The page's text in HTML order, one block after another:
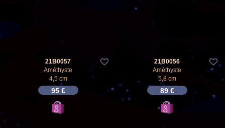
21B0057
Améthyste
4,5 cm
95 €
21B0056
Améthyste
5,8 cm
89 €